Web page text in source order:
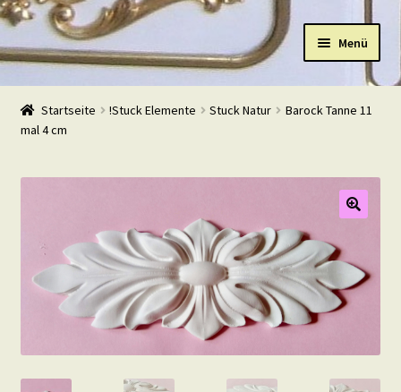
Navigation
Zum
Inhalt
Menü
Start
Shop
Warenkorb
Kasse
Beispiele
Startseite !Stuck Elemente Stuck Natur
Barock Tanne 11
mal 4 cm